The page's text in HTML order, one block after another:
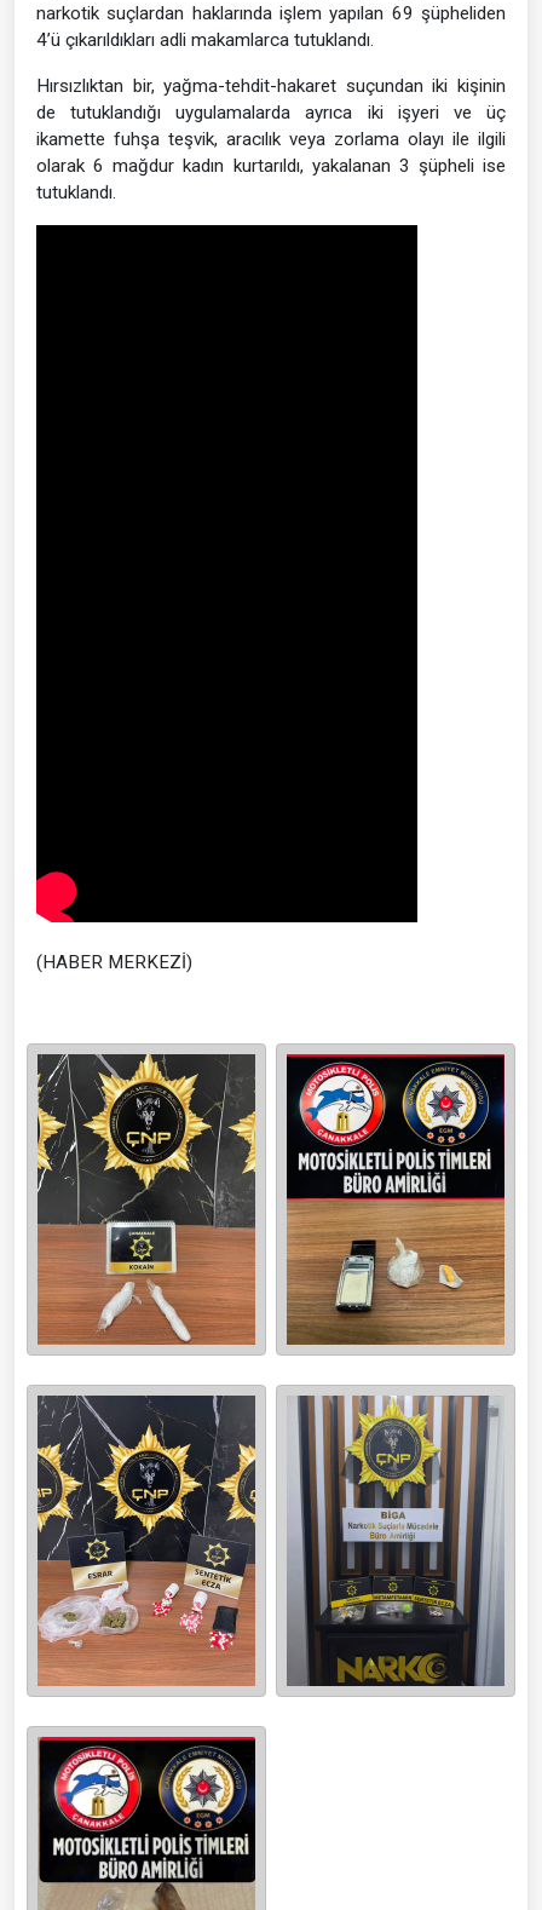
narkotik suçlardan haklarında işlem yapılan 69 şüpheliden
4’ü çıkarıldıkları adli makamlarca tutuklandı.
Hırsızlıktan bir, yağma-tehdit-hakaret suçundan iki kişinin
de tutuklandığı uygulamalarda ayrıca iki işyeri ve üç
ikamette fuhşa teşvik, aracılık veya zorlama olayı ile ilgili
olarak 6 mağdur kadın kurtarıldı, yakalanan 3 şüpheli ise
tutuklandı.
(HABER MERKEZİ)